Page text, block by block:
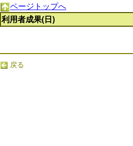
ページトップへ
利用者成果(日)
戻る